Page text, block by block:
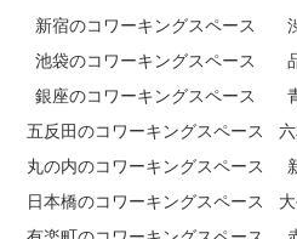
新宿のコワーキングスペース
池袋のコワーキングスペース
銀座のコワーキングスペース
五反田のコワーキングスペース
丸の内のコワーキングスペース
日本橋のコワーキングスペース